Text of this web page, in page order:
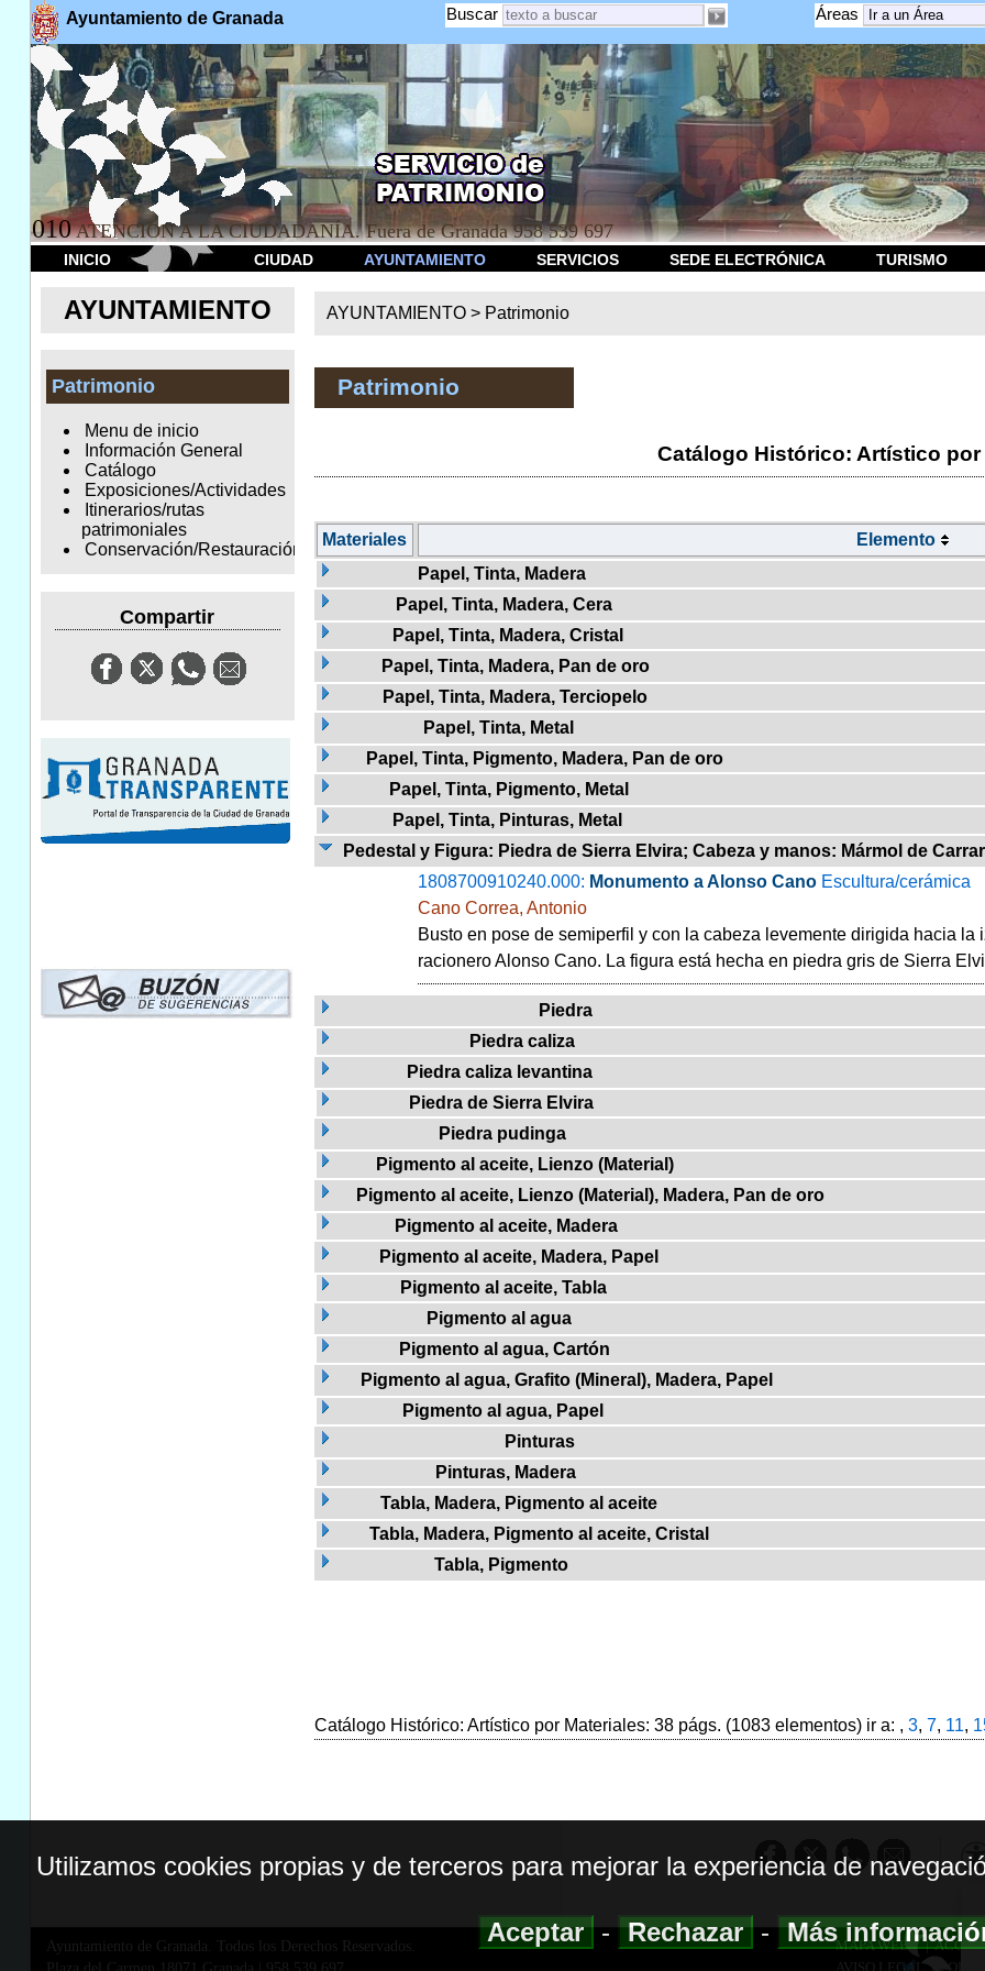
Ayuntamiento de Granada Áreas
Buscar
010 ATENCION A LA CIUDADANÍA. Fuera de Granada 958 539 697
INICIO CIUDAD AYUNTAMIENTO SERVICIOS SEDE ELECTRÓNICA TURISMO
AYUNTAMIENTO
Patrimonio
Menu de inicio
Información General
Catálogo
Exposiciones/Actividades
Itinerarios/rutas
patrimoniales
Conservación/Restauración
Compartir
AYUNTAMIENTO > Patrimonio
Patrimonio
Catálogo Histórico: Artístico por
Materiales
Elemento
Papel, Tinta, Madera
Papel, Tinta, Madera, Cera
Papel, Tinta, Madera, Cristal
Papel, Tinta, Madera, Pan de oro
Papel, Tinta, Madera, Terciopelo
Papel, Tinta, Metal
Papel, Tinta, Pigmento, Madera, Pan de oro
Papel, Tinta, Pigmento, Metal
Papel, Tinta, Pinturas, Metal
Pedestal y Figura: Piedra de Sierra Elvira; Cabeza y manos: Mármol de
1808700910240.000: Monumento a Alonso Cano Escultura/cerámica
Cano Correa, Antonio
Busto en pose de semiperfil y con la cabeza levemente dirigida hacia
racionero Alonso Cano. La figura está hecha en piedra gris de Sierra
Piedra
Piedra caliza
Piedra caliza levantina
Piedra de Sierra Elvira
Piedra pudinga
Pigmento al aceite, Lienzo (Material)
Pigmento al aceite, Lienzo (Material), Madera, Pan de oro
Pigmento al aceite, Madera
Pigmento al aceite, Madera, Papel
Pigmento al aceite, Tabla
Pigmento al agua
Pigmento al agua, Cartón
Pigmento al agua, Grafito (Mineral), Madera, Papel
Pigmento al agua, Papel
Pinturas
Pinturas, Madera
Tabla, Madera, Pigmento al aceite
Tabla, Madera, Pigmento al aceite, Cristal
Tabla, Pigmento
Catálogo Histórico: Artístico por Materiales: 38 págs. (1083 elementos) ir a: , 3, 7, 11,
Ayuntamiento de Granada. Todos los Derechos Reservados.
MAPA WEB|
AVISO LEGAL|
Utilizamos cookies propias y de terceros para mejorar la experiencia de
Aceptar-Rechazar-Más